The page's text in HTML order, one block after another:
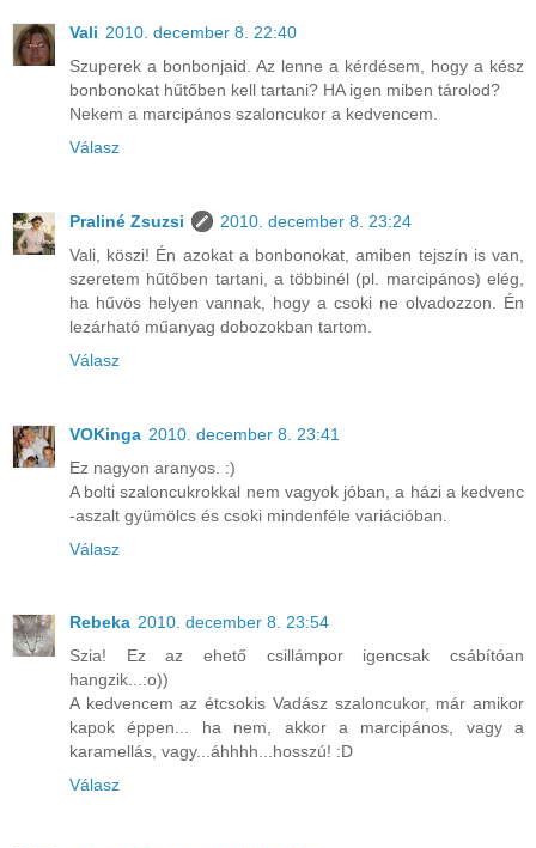
Vali 2010. december 8. 22:40
Szuperek a bonbonjaid. Az lenne a kérdésem, hogy a kész
bonbonokat hűtőben kell tartani? HA igen miben tárolod?
Nekem a marcipános szaloncukor a kedvencem.
Válasz
Praliné Zsuzsi
2010. december 8. 23:24
Vali, köszi! Én azokat a bonbonokat, amiben tejszín is van,
szeretem hűtőben tartani, a többinél (pl. marcipános) elég,
ha hűvös helyen vannak, hogy a csoki ne olvadozzon. Én
lezárható műanyag dobozokban tartom.
Válasz
VOKinga 2010. december 8. 23:41
Ez nagyon aranyos. :)
A bolti szaloncukrokkal nem vagyok jóban, a házi a kedvenc
-aszalt gyümölcs és csoki mindenféle variációban.
Válasz
Rebeka 2010. december 8. 23:54
Szia! Ez az ehető csillámpor igencsak csábítóan
hangzik...:o))
A kedvencem az étcsokis Vadász szaloncukor, már amikor
kapok éppen... ha nem, akkor a marcipános, vagy a
karamellás, vagy...áhhhh...hosszú! :D
Válasz